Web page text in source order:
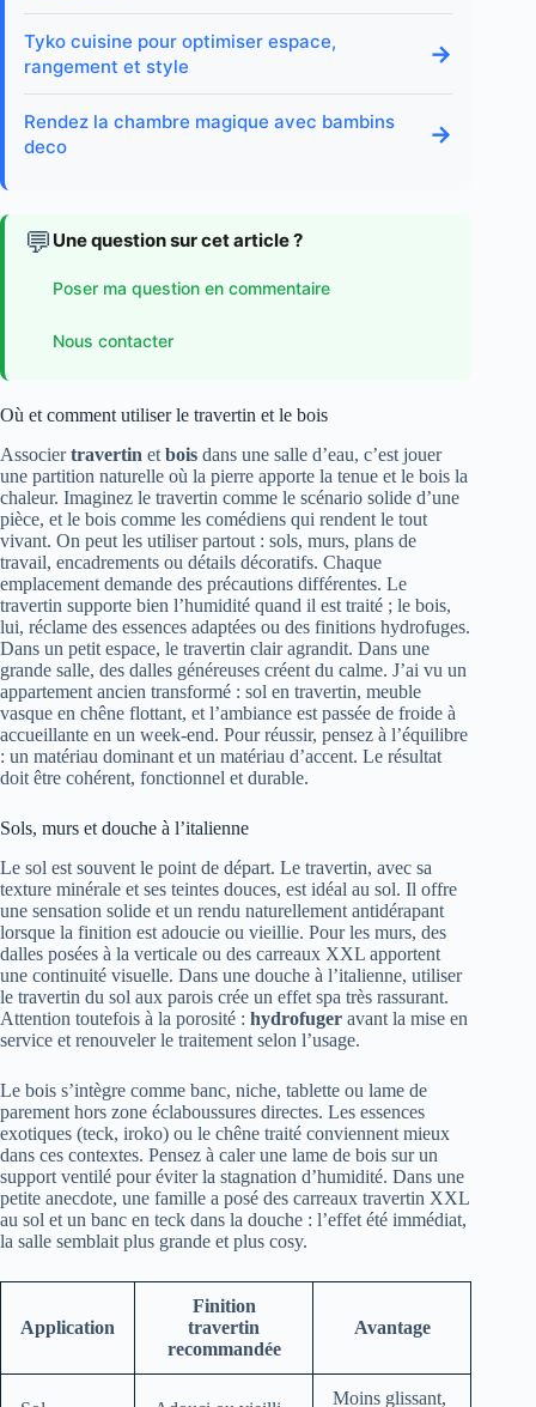
Tyko cuisine pour optimiser espace,
rangement et style
→
Rendez la chambre magique avec bambins
deco
→
💬 Une question sur cet article ?
Poser ma question en commentaire
Nous contacter
Où et comment utiliser le travertin et le bois
Associertravertin et bois dans une salle d’eau, c’est jouer
une partition naturelle où la pierre apporte la tenue et le bois la
chaleur. Imaginez le travertin comme le scénario solide d’une
pièce, et le bois comme les comédiens qui rendent le tout
vivant. On peut les utiliser partout : sols, murs, plans de
travail, encadrements ou détails décoratifs. Chaque
emplacement demande des précautions différentes. Le
travertin supporte bien l’humidité quand il est traité ; le bois,
lui, réclame des essences adaptées ou des finitions hydrofuges.
Dans un petit espace, le travertin clair agrandit. Dans une
grande salle, des dalles généreuses créent du calme. J’ai vu un
appartement ancien transformé : sol en travertin, meuble
vasque en chêne flottant, et l’ambiance est passée de froide à
accueillante en un week-end. Pour réussir, pensez à l’équilibre
: un matériau dominant et un matériau d’accent. Le résultat
doit être cohérent, fonctionnel et durable.
Sols, murs et douche à l’italienne
Le sol est souvent le point de départ. Le travertin, avec sa
texture minérale et ses teintes douces, est idéal au sol. Il offre
une sensation solide et un rendu naturellement antidérapant
lorsque la finition est adoucie ou vieillie. Pour les murs, des
dalles posées à la verticale ou des carreaux XXL apportent
une continuité visuelle. Dans une douche à l’italienne, utiliser
le travertin du sol aux parois crée un effet spa très rassurant.
Attention toutefois à la porosité : hydrofuger avant la mise en
service et renouveler le traitement selon l’usage.
Le bois s’intègre comme banc, niche, tablette ou lame de
parement hors zone éclaboussures directes. Les essences
exotiques (teck, iroko) ou le chêne traité conviennent mieux
dans ces contextes. Pensez à caler une lame de bois sur un
support ventilé pour éviter la stagnation d’humidité. Dans une
petite anecdote, une famille a posé des carreaux travertin XXL
au sol et un banc en teck dans la douche : l’effet été immédiat,
la salle semblait plus grande et plus cosy.
Application
Finition
travertin
recommandée
Avantage
Moins glissant,